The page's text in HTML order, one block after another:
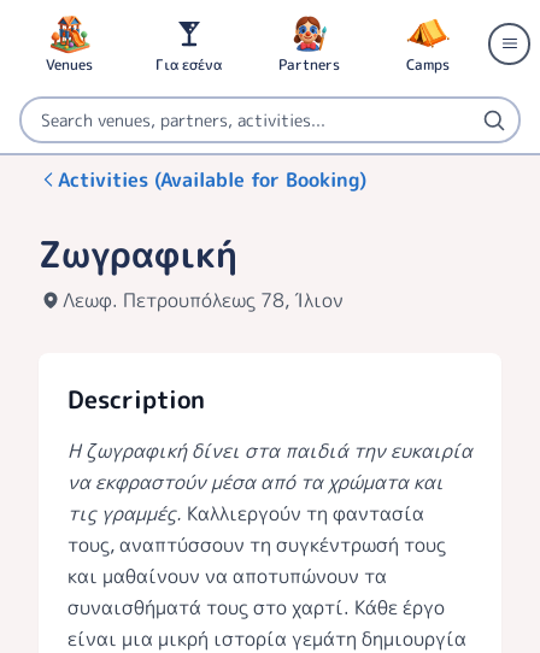
Venues Για εσένα Partners Camps
Activities (Available for Booking)
Ζωγραφική
Λεωφ. Πετρουπόλεως 78, Ίλιον
Description
Η ζωγραφική δίνει στα παιδιά την ευκαιρία
να εκφραστούν μέσα από τα χρώματα και
τις γραμμές. Καλλιεργούν τη φαντασία
τους, αναπτύσσουν τη συγκέντρωσή τους
και μαθαίνουν να αποτυπώνουν τα
συναισθήματά τους στο χαρτί. Κάθε έργο
είναι μια μικρή ιστορία γεμάτη δημιουργία